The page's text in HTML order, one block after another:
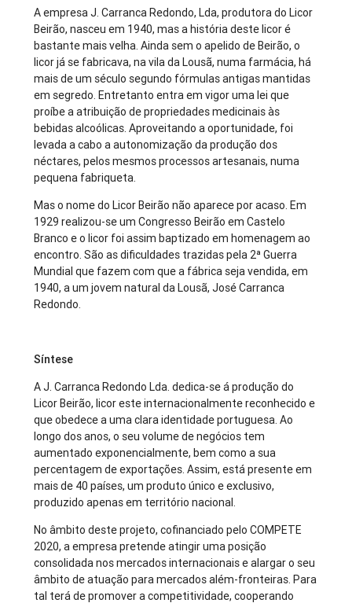
A empresa J. Carranca Redondo, Lda, produtora do Licor
Beirão, nasceu em 1940, mas a história deste licor é
bastante mais velha. Ainda sem o apelido de Beirão, o
licor já se fabricava, na vila da Lousã, numa farmácia, há
mais de um século segundo fórmulas antigas mantidas
em segredo. Entretanto entra em vigor uma lei que
proíbe a atribuição de propriedades medicinais às
bebidas alcoólicas. Aproveitando a oportunidade, foi
levada a cabo a autonomização da produção dos
néctares, pelos mesmos processos artesanais, numa
pequena fabriqueta.
Mas o nome do Licor Beirão não aparece por acaso. Em
1929 realizou-se um Congresso Beirão em Castelo
Branco e o licor foi assim baptizado em homenagem ao
encontro. São as dificuldades trazidas pela 2ª Guerra
Mundial que fazem com que a fábrica seja vendida, em
1940, a um jovem natural da Lousã, José Carranca
Redondo.
Síntese
A J. Carranca Redondo Lda. dedica-se á produção do
Licor Beirão, licor este internacionalmente reconhecido e
que obedece a uma clara identidade portuguesa. Ao
longo dos anos, o seu volume de negócios tem
aumentado exponencialmente, bem como a sua
percentagem de exportações. Assim, está presente em
mais de 40 países, um produto único e exclusivo,
produzido apenas em território nacional.
No âmbito deste projeto, cofinanciado pelo COMPETE
2020, a empresa pretende atingir uma posição
consolidada nos mercados internacionais e alargar o seu
âmbito de atuação para mercados além-fronteiras. Para
tal terá de promover a competitividade, cooperando